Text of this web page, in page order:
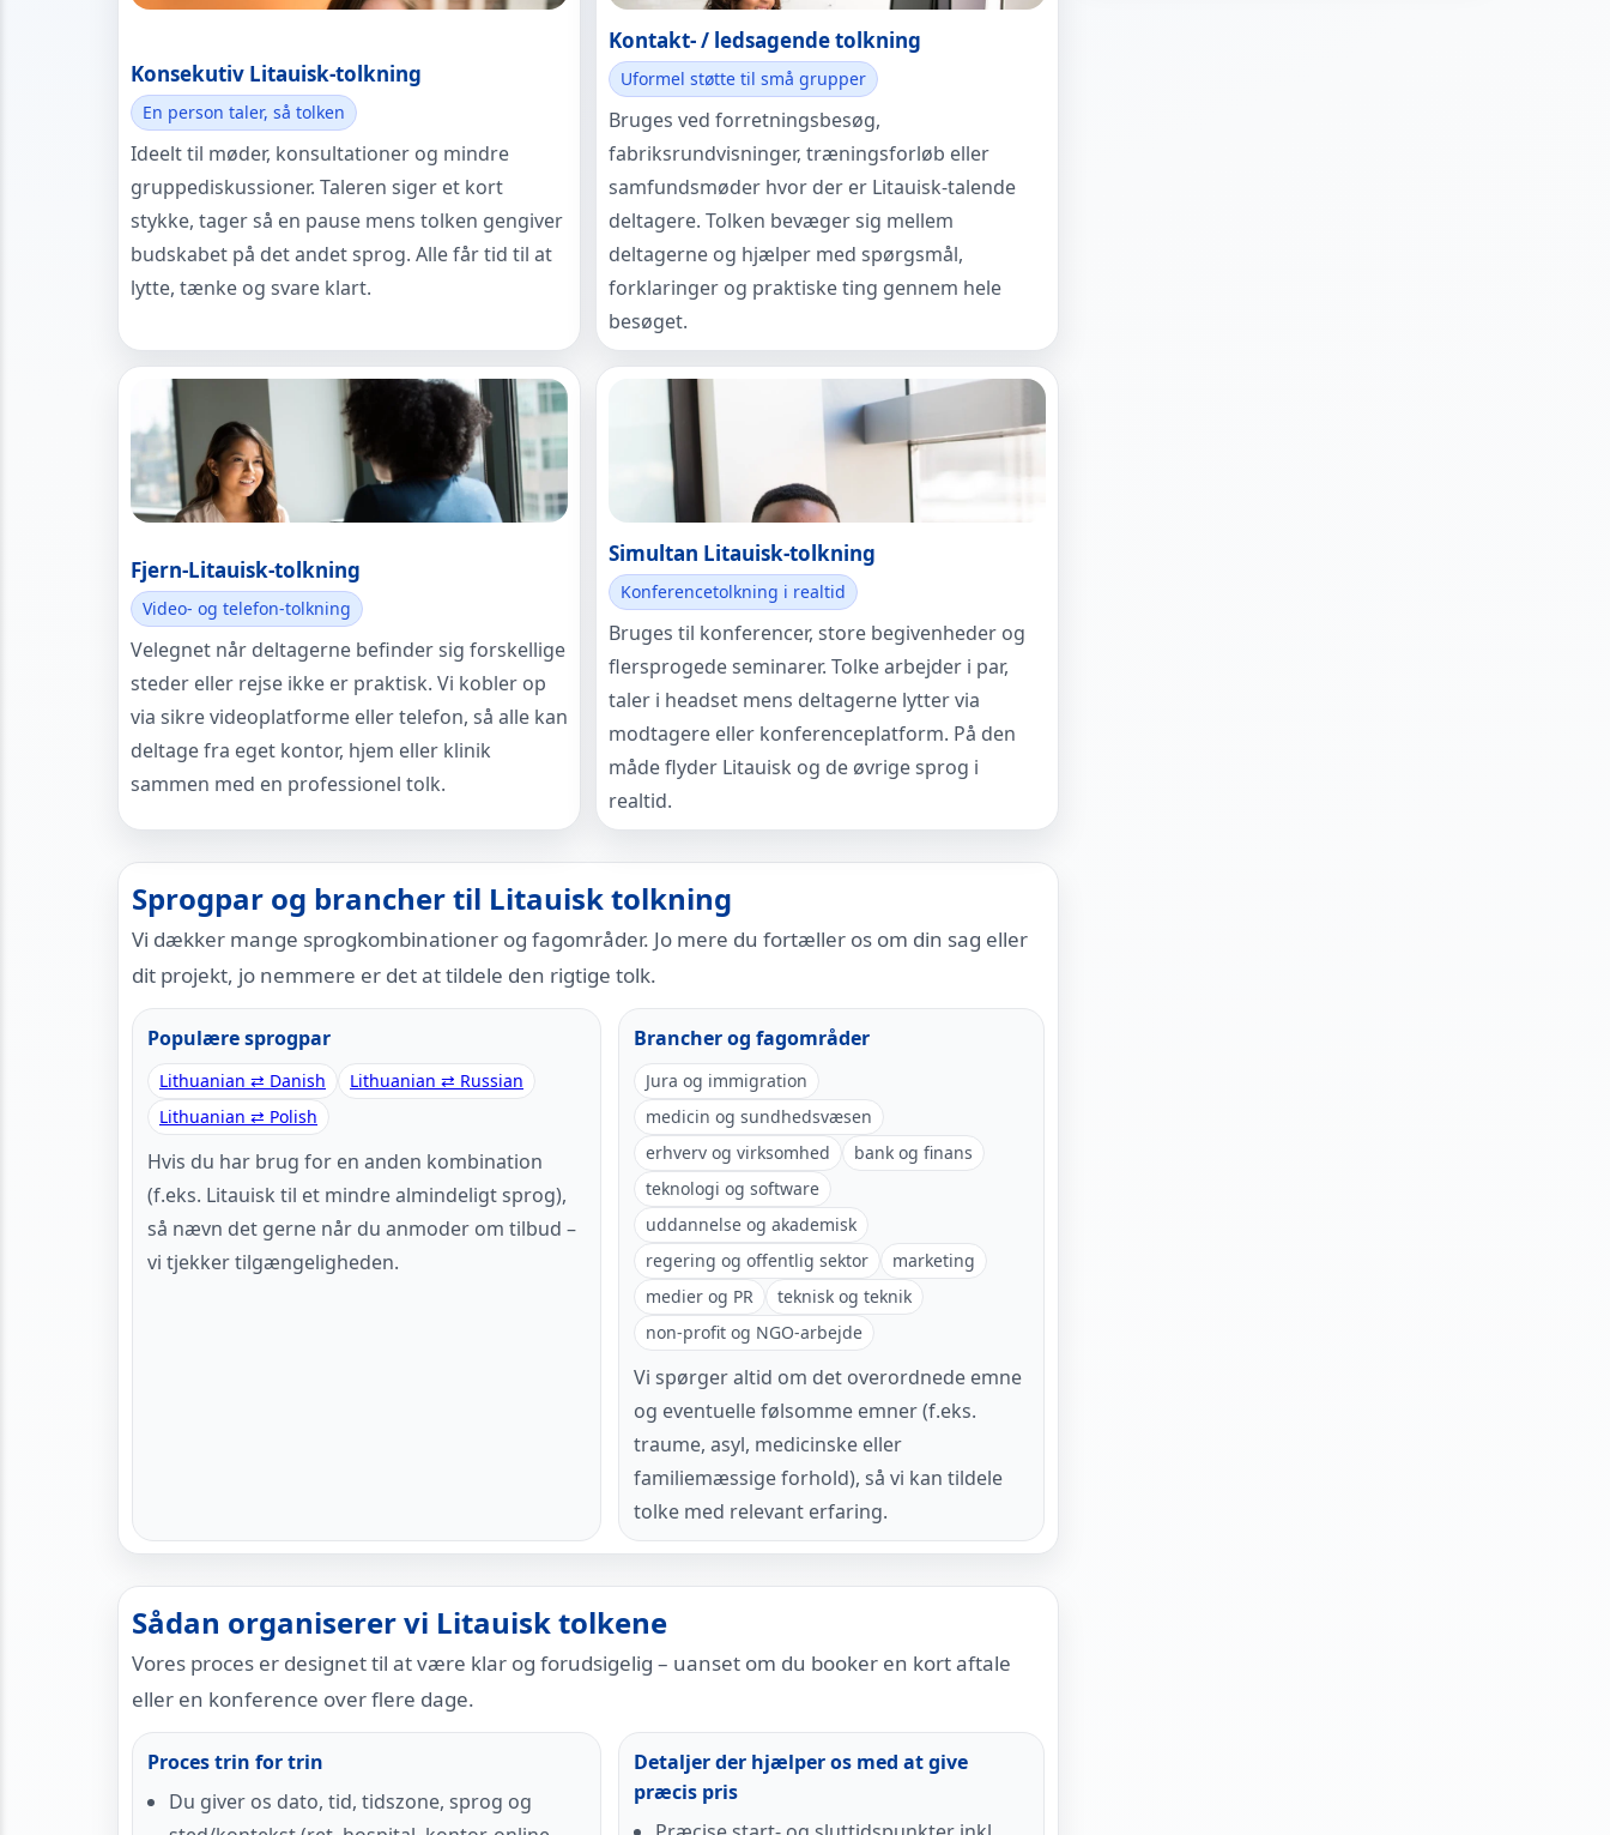
Konsekutiv Litauisk-tolkning
En person taler, så tolken
Ideelt til møder, konsultationer og mindre
gruppediskussioner. Taleren siger et kort
stykke, tager så en pause mens tolken gengiver
budskabet på det andet sprog. Alle får tid til at
lytte, tænke og svare klart.
Kontakt- / ledsagende tolkning
Uformel støtte til små grupper
Bruges ved forretningsbesøg,
fabriksrundvisninger, træningsforløb eller
samfundsmøder hvor der er Litauisk-talende
deltagere. Tolken bevæger sig mellem
deltagerne og hjælper med spørgsmål,
forklaringer og praktiske ting gennem hele
besøget.
Fjern-Litauisk-tolkning
Video- og telefon-tolkning
Velegnet når deltagerne befinder sig forskellige
steder eller rejse ikke er praktisk. Vi kobler op
via sikre videoplatforme eller telefon, så alle kan
deltage fra eget kontor, hjem eller klinik
sammen med en professionel tolk.
Simultan Litauisk-tolkning
Konferencetolkning i realtid
Bruges til konferencer, store begivenheder og
flersprogede seminarer. Tolke arbejder i par,
taler i headset mens deltagerne lytter via
modtagere eller konferenceplatform. På den
måde flyder Litauisk og de øvrige sprog i
realtid.
Sprogpar og brancher til Litauisk tolkning
Vi dækker mange sprogkombinationer og fagområder. Jo mere du fortæller os om din sag eller
dit projekt, jo nemmere er det at tildele den rigtige tolk.
Populære sprogpar
Lithuanian ⇄ Danish
Lithuanian ⇄ Russian
Lithuanian ⇄ Polish
Hvis du har brug for en anden kombination
(f.eks. Litauisk til et mindre almindeligt sprog),
så nævn det gerne når du anmoder om tilbud –
vi tjekker tilgængeligheden.
Brancher og fagområder
Jura og immigration
medicin og sundhedsvæsen
erhverv og virksomhed
bank og finans
teknologi og software
uddannelse og akademisk
regering og offentlig sektor
marketing
medier og PR
teknisk og teknik
non-profit og NGO-arbejde
Vi spørger altid om det overordnede emne
og eventuelle følsomme emner (f.eks.
traume, asyl, medicinske eller
familiemæssige forhold), så vi kan tildele
tolke med relevant erfaring.
Sådan organiserer vi Litauisk tolkene
Vores proces er designet til at være klar og forudsigelig – uanset om du booker en kort aftale
eller en konference over flere dage.
Proces trin for trin
Du giver os dato, tid, tidszone, sprog og
Detaljer der hjælper os med at give
præcis pris